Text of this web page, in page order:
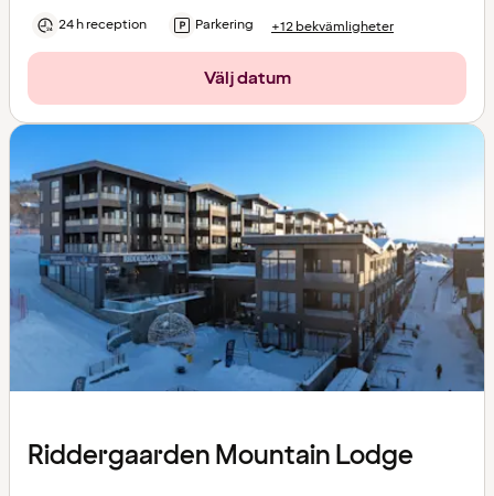
24 h reception Parkering +12 bekvämligheter
Välj datum
Riddergaarden Mountain Lodge